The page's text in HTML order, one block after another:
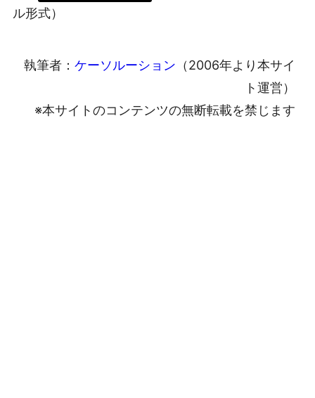
ル形式）
執筆者： ケーソルーション （2006年より本サイ
ト運営）
※本サイトのコンテンツの無断転載を禁じます